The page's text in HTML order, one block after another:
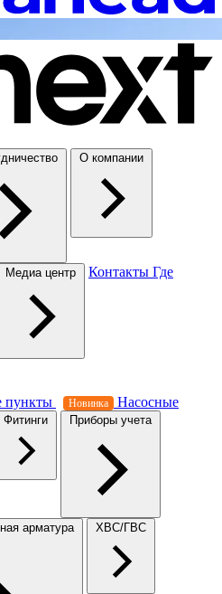
О компании
Медиа центр Контакты Где
пункты Новинка
Насосные
Фитинги Приборы учета
арматура ХВС/ГВС